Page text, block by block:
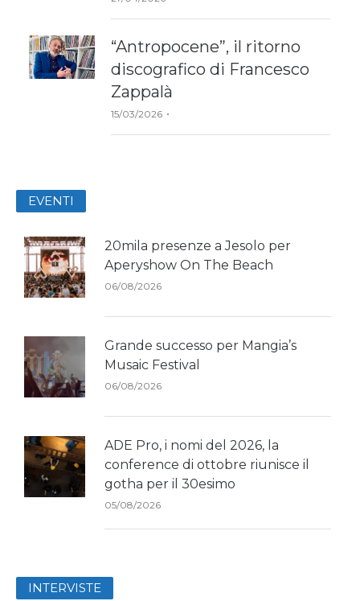
“Antropocene”, il ritorno
discografico di Francesco
Zappalà
15/03/2026
EVENTI
20mila presenze a Jesolo per
Aperyshow On The Beach
06/08/2026
Grande successo per Mangia’s
Musaic Festival
06/08/2026
ADE Pro, i nomi del 2026, la
conference di ottobre riunisce il
gotha per il 30esimo
05/08/2026
INTERVISTE